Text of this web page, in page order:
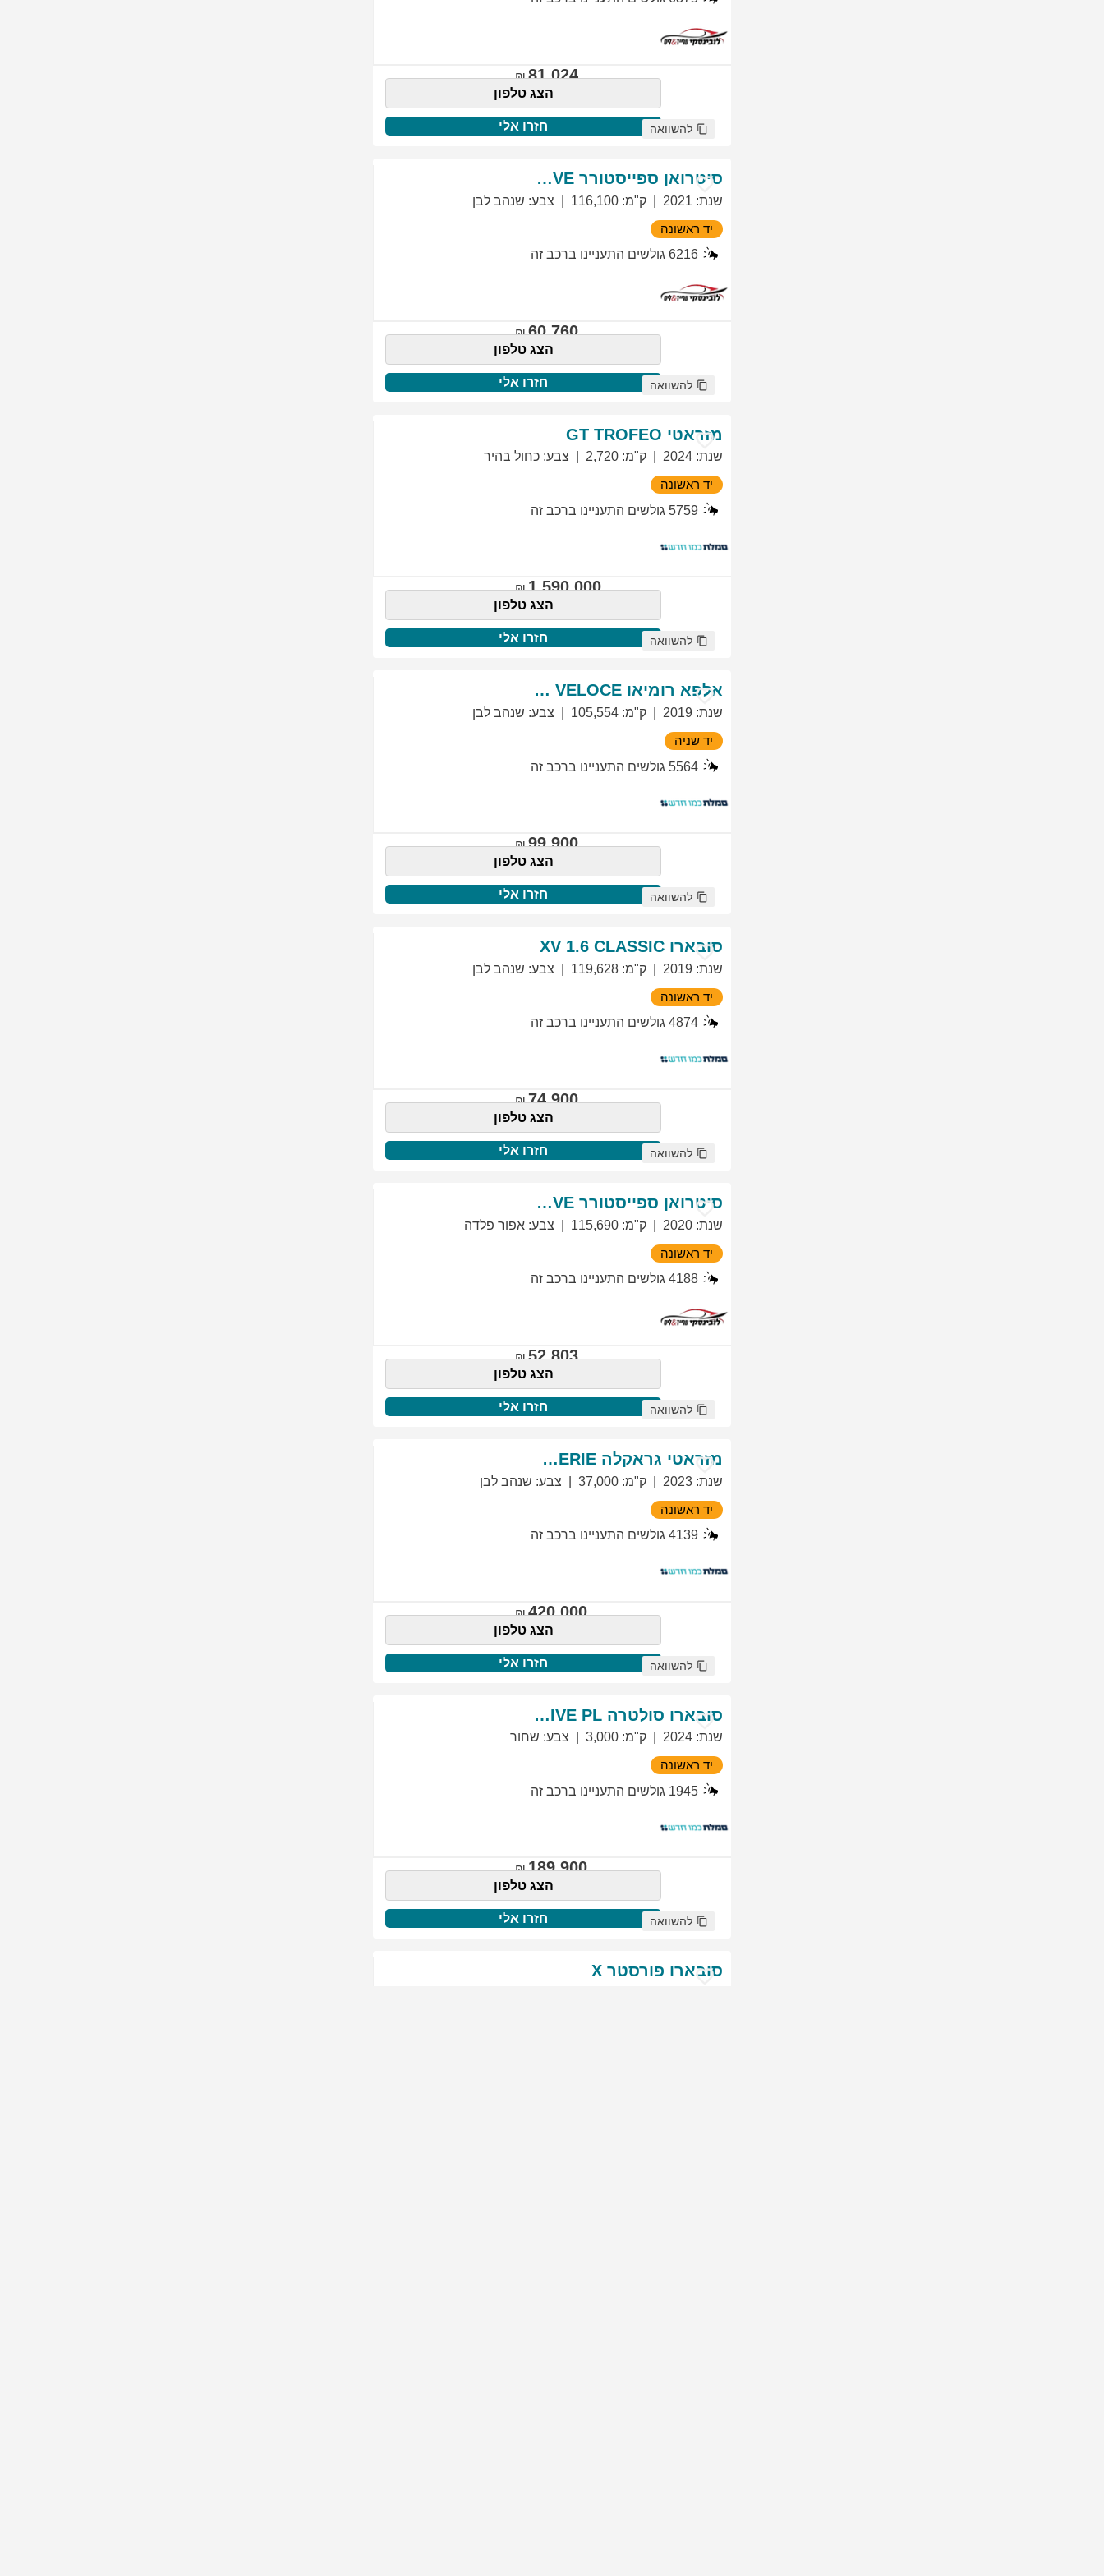
81,024
הצג טלפון
חזרו אלי להשוואה
סיטרואן ספייסטורר EXCLUSIVE
שנת:
2021 ק"מ:
116,100 צבע: שנהב לבן
יד ראשונה
6216 גולשים התעניינו ברכב זה
60,760
הצג טלפון
חזרו אלי להשוואה
מזראטי GT TROFEO
שנת:
2024 ק"מ:
2,720 צבע: כחול בהיר
יד ראשונה
5759 גולשים התעניינו ברכב זה
1,590,000
הצג טלפון
חזרו אלי להשוואה
אלפא רומיאו GIULIETTA VELOCE
שנת:
2019 ק"מ:
105,554 צבע: שנהב לבן
יד שניה
5564 גולשים התעניינו ברכב זה
99,900
הצג טלפון
חזרו אלי להשוואה
סובארו XV 1.6 CLASSIC
שנת:
2019 ק"מ:
119,628 צבע: שנהב לבן
יד ראשונה
4874 גולשים התעניינו ברכב זה
74,900
הצג טלפון
חזרו אלי להשוואה
סיטרואן ספייסטורר EXCLUSIVE
שנת:
2020 ק"מ:
115,690 צבע: אפור פלדה
יד ראשונה
4188 גולשים התעניינו ברכב זה
52,803
הצג טלפון
חזרו אלי להשוואה
מזראטי גראקלה PRIMASERIE
שנת:
2023 ק"מ:
37,000 צבע: שנהב לבן
יד ראשונה
4139 גולשים התעניינו ברכב זה
420,000
הצג טלפון
חזרו אלי להשוואה
סובארו סולטרה EXCLUSIVE PL
שנת:
2024 ק"מ:
3,000 צבע: שחור
יד ראשונה
1945 גולשים התעניינו ברכב זה
189,900
הצג טלפון
חזרו אלי להשוואה
סובארו פורסטר X